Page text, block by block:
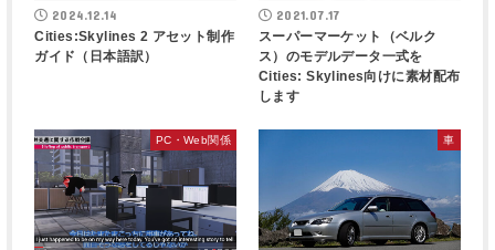
2024.12.14
Cities:Skylines 2 アセット制作
ガイド（日本語訳）
2021.07.17
スーパーマーケット（ベルク
ス）のモデルデータ一式を
Cities: Skylines向けに素材配布
します
PC・Web関係 車